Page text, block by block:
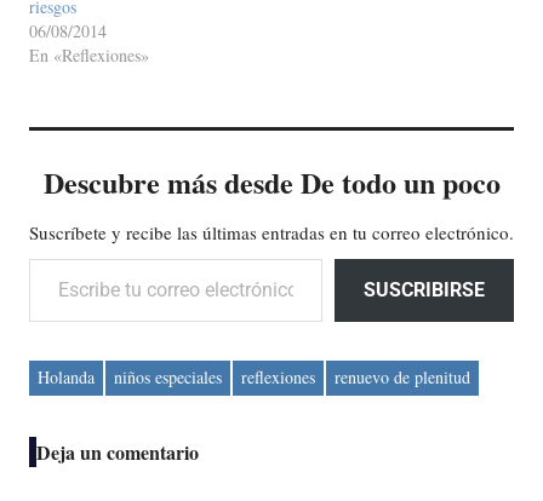
riesgos
06/08/2014
En «Reflexiones»
Descubre más desde De todo un poco
Suscríbete y recibe las últimas entradas en tu correo electrónico.
Escribe tu correo electrónico…
SUSCRIBIRSE
Holanda niños especiales reflexiones renuevo de plenitud
Deja un comentario